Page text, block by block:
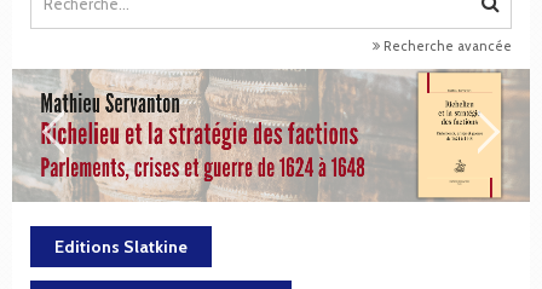
Recherche avancée
Editions Slatkine